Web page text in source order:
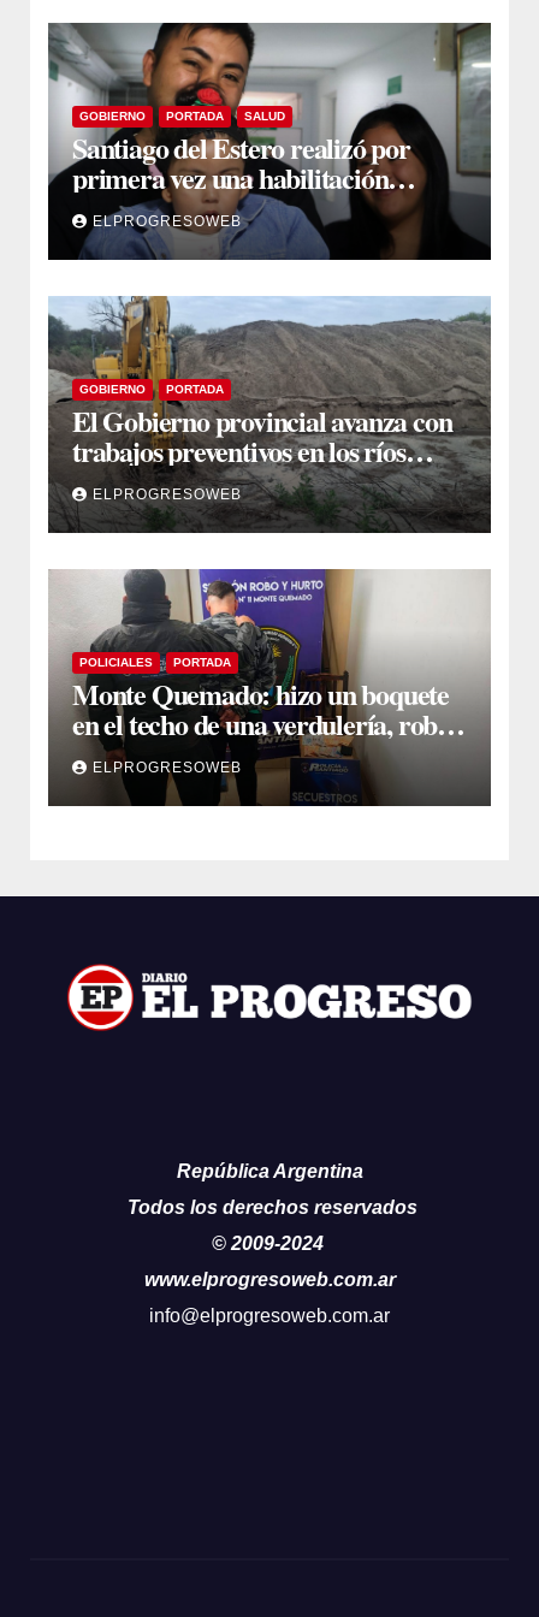
GOBIERNO PORTADA SALUD
Santiago del Estero realizó por
primera vez una habilitación
auditiva con vincha de conducción
óseaELPROGRESOWEB
GOBIERNO PORTADA
El Gobierno provincial avanza con
trabajos preventivos en los ríos
Dulce y Salado y en los Bajos
Submeridionales
ELPROGRESOWEB
POLICIALES PORTADA
Monte Quemado: hizo un boquete
en el techo de una verdulería, robó
$800.000 y cayó tras ser filmado
ELPROGRESOWEB
República Argentina
Todos los derechos reservados
© 2009-2024
www.elprogresoweb.com.ar
info@elprogresoweb.com.ar